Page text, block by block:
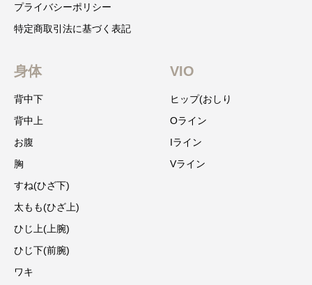
プライバシーポリシー
特定商取引法に基づく表記
身体
背中下
背中上
お腹
胸
すね(ひざ下)
太もも(ひざ上)
ひじ上(上腕)
ひじ下(前腕)
ワキ
VIO
ヒップ(おしり
Oライン
Iライン
Vライン